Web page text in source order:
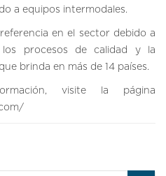
a equipos intermodales.
en el sector debido a
los procesos de calidad y la
brinda en más de 14 países.
visite la página